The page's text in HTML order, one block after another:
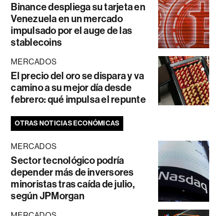
Binance despliega su tarjeta en
Venezuela en un mercado
impulsado por el auge de las
stablecoins
MERCADOS
El precio del oro se dispara y va
camino a su mejor día desde
febrero: qué impulsa el repunte
OTRAS NOTICIAS ECONÓMICAS
MERCADOS
Sector tecnológico podría
depender más de inversores
minoristas tras caída de julio,
según JPMorgan